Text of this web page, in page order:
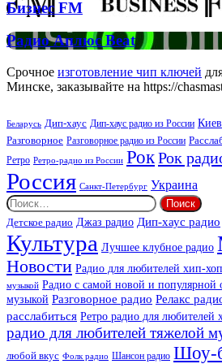
Бизнес
Бизнес FM
Радио
Аплюс
Beat
Радио Аплюс Beat
Срочное изготовление чип ключей
Минске, заказывайте на https://
Беларусь Дип-хаус Дип-хаус радио из России Киев
Разговорное Разговорное радио из России
Ретро Ретро-радио из России РокРок
Россия Санкт-Петербург Украина
Найти:
Детское радио Джаз радио Дип-хаус радио
Культура Лучшее клубное радио
Новости Радио для любителей хип-
музыкой Радио с самой новой и популярной
музыкой Разговорное радио Релакс
расслабиться Ретро радио для любителей
радио для любителей тяжелой
любой вкус Фолк радио Шансон радио Шоу-